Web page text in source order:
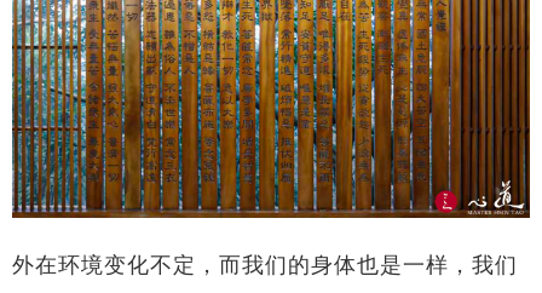
外在环境变化不定，而我们的身体也是一样，我们